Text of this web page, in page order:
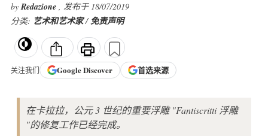
byRedazione , 发布于 18/07/2019
分类: 艺术和艺术家/免责声明
关注我们 GoogleDiscover 首选来源
在卡拉拉，公元 3 世纪的重要浮雕 "Fantiscritti 浮雕
"的修复工作已经完成。